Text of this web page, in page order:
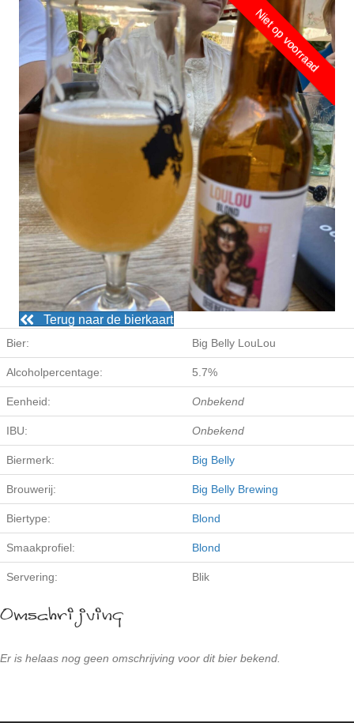
Niet op voorraad
Terug naar de bierkaart
Bier: Big Belly LouLou
Alcoholpercentage: 5.7%
Eenheid: Onbekend
IBU: Onbekend
Biermerk: Big Belly
Brouwerij: Big Belly Brewing
Biertype: Blond
Smaakprofiel: Blond
Servering: Blik
Omschrijving
Er is helaas nog geen omschrijving voor dit bier bekend.